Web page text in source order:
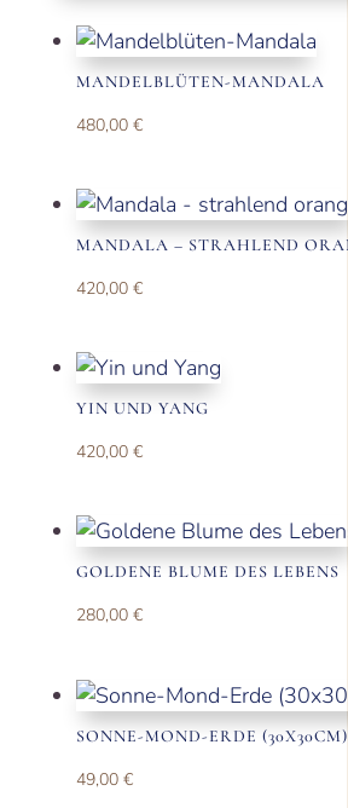
MANDELBLÜTEN-MANDALA
480,00 €
MANDALA – STRAHLEND
420,00 €
YIN UND YANG
420,00 €
GOLDENE BLUME DES LEBENS
280,00 €
SONNE-MOND-ERDE (30X30CM)
49,00 €